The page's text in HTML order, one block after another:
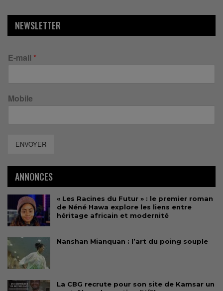
NEWSLETTER
E-mail *
Mobile
ENVOYER
ANNONCES
« Les Racines du Futur » : le premier roman
de Néné Hawa explore les liens entre
héritage africain et modernité
Nanshan Mianquan : l’art du poing souple
La CBG recrute pour son site de Kamsar un